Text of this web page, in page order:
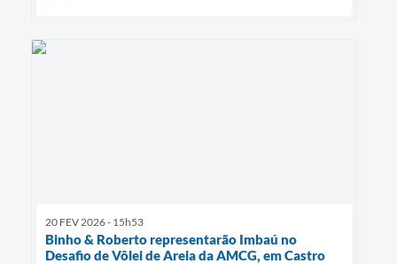
20 FEV 2026 - 15h53
Binho & Roberto representarão Imbaú no
Desafio de Vôlei de Areia da AMCG, em Castro